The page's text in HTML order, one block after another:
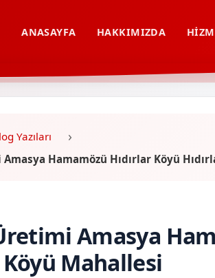
ANASAYFA HAKKIMIZDA
Yazıları
Hamamözü Hıdırlar Köyü
Amasya
Köyü Mahallesi